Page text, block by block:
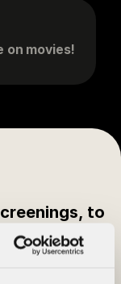
on movies!
to
the first to